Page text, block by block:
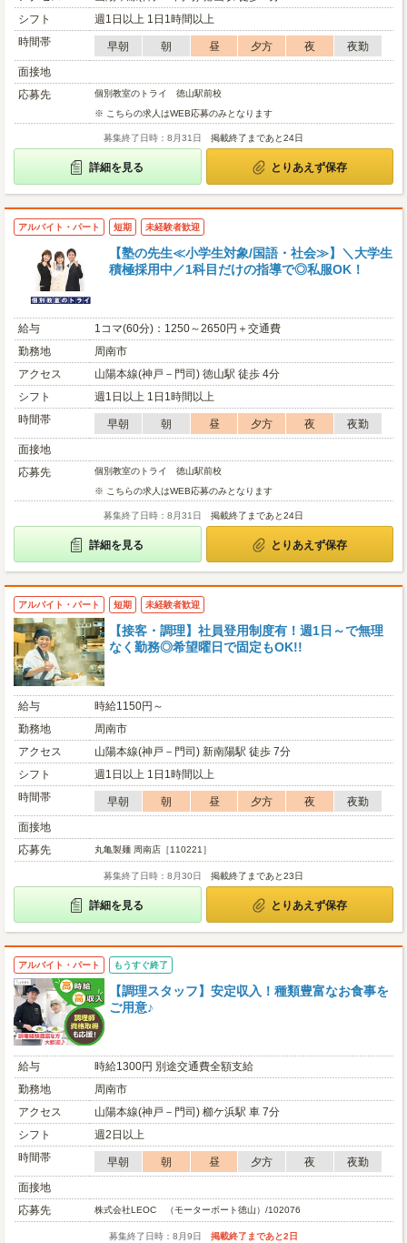
シフト
週1日以上 1日1時間以上
時間帯
早朝 朝 昼 夕方 夜
夜勤
面接地
応募先
個別教室のトライ 徳山駅前校
※ こちらの求人はWEB応募のみとなります
募集終了日時：8月31日 掲載終了まであと24日
詳細を見る とりあえず保存
アルバイト・パート 短期 未経験者歓迎
【塾の先生≪小学生対象/国語・社会≫】＼大学生
積極採用中／1科目だけの指導で◎私服OK！
給与
1コマ(60分)：1250～2650円＋交通費
勤務地
周南市
アクセス
山陽本線(神戸－門司) 徳山駅 徒歩 4分
シフト
週1日以上 1日1時間以上
時間帯
早朝 朝 昼 夕方 夜
夜勤
面接地
応募先
個別教室のトライ 徳山駅前校
※ こちらの求人はWEB応募のみとなります
募集終了日時：8月31日 掲載終了まであと24日
詳細を見る とりあえず保存
アルバイト・パート 短期 未経験者歓迎
【接客・調理】社員登用制度有！週1日～で無理
なく勤務◎希望曜日で固定もOK!!
給与
時給1150円～
勤務地
周南市
アクセス
山陽本線(神戸－門司) 新南陽駅 徒歩 7分
シフト
週1日以上 1日1時間以上
時間帯
早朝 朝 昼 夕方 夜
夜勤
面接地
応募先
丸亀製麺 周南店［110221］
募集終了日時：8月30日 掲載終了まであと23日
詳細を見る とりあえず保存
アルバイト・パート もうすぐ終了
【調理スタッフ】安定収入！種類豊富なお食事を
ご用意♪
給与
時給1300円 別途交通費全額支給
勤務地
周南市
アクセス
山陽本線(神戸－門司) 櫛ケ浜駅 車 7分
シフト
週2日以上
時間帯
早朝 朝 昼 夕方 夜
夜勤
面接地
応募先
株式会社LEOC （モーターボート徳山）/102076
募集終了日時：8月9日 掲載終了まであと2日